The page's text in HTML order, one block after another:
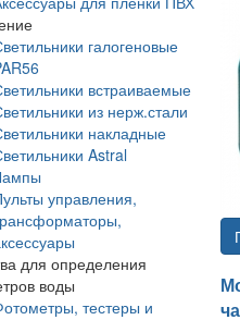
галогеновые
встраиваемые
из нерж.стали
накладные
Astral
управления,
для определения
воды
тестеры и